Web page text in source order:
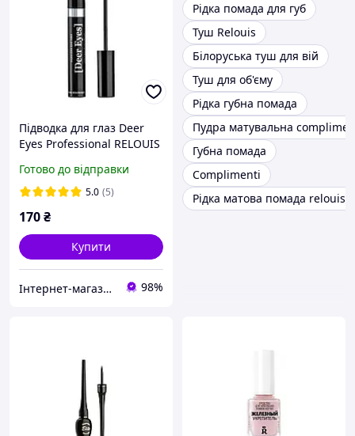
Підводка для глаз Deer
Eyes Professional RELOUIS
Готово до відправки
5.0 (5)
170₴
Купити
Інтернет-магазин косметики "Lushlume" 98%
Рідка помада для губ
Туш Relouis
Білоруська туш для вій
Туш для об'єму
Рідка губна помада
Пудра матувальна
Губна помада
Complimenti
Рідка матова помада relouis